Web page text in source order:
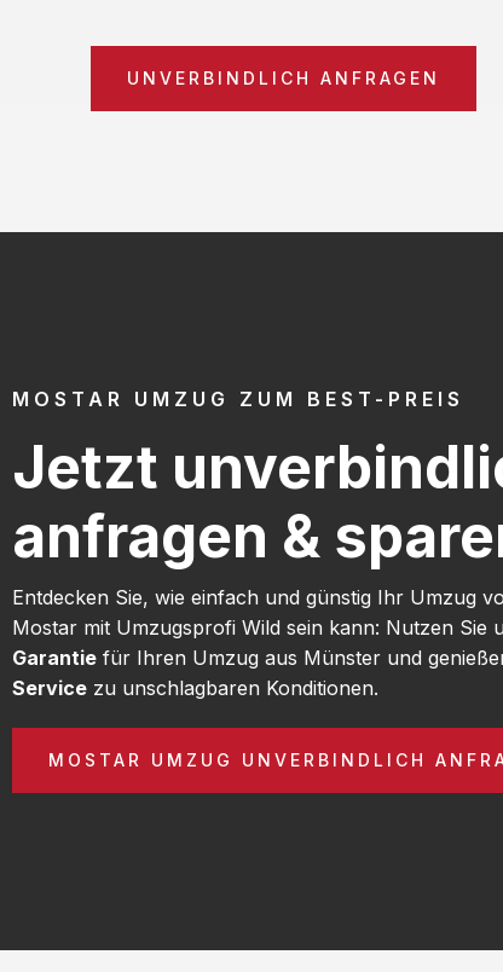
UNVERBINDLICH ANFRAGEN
MOSTAR UMZUG ZUM BEST-PREIS
Jetzt
anfragen &
Entdecken Sie, wie einfach und günstig Ihr Umzug
Mostar mit Umzugsprofi Wild sein kann: Nutzen Sie
Garantie für Ihren Umzug aus Münster und
Service zu unschlagbaren Konditionen.
MOSTAR UMZUG UNVERBINDLICH